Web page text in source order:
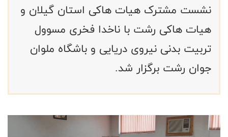
نشست مشترک هیات‌ ها‌کی استان گیلان و
هیات ها‌کی رشت با نا‌خدا فخر‌ی مسو‌ول
تربیت بدنی نیروی دریایی و باشگاه ملو‌ان
جوان رشت برگزار شد.